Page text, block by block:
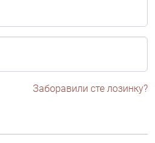
Заборавили сте лозинку?